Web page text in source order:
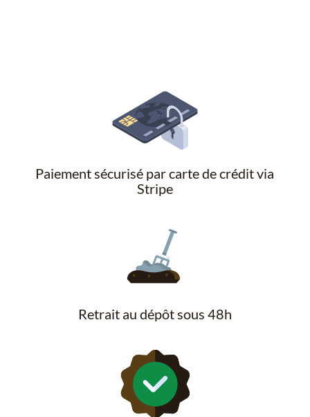
Paiement sécurisé par carte de crédit via
Stripe
Retrait au dépôt sous 48h